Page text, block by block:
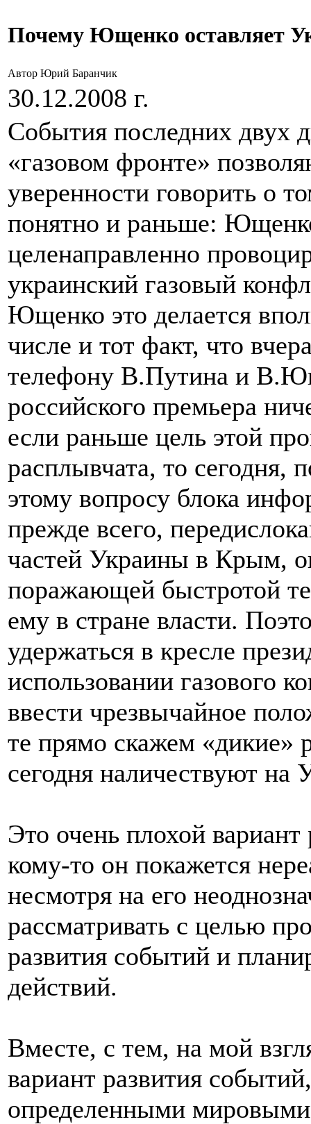
Почему Ющенко оставляет
Автор Юрий Баранчик
30.12.2008 г.
События последних двух
«газовом фронте»
уверенности говорить о
понятно и раньше:
целенаправленно
украинский газовый
Ющенко это делается
числе и тот факт, что
телефону В.Путина и
российского премьера
если раньше цель этой
расплывчата, то сегодня,
этому вопросу блока
прежде всего,
частей Украины в Крым,
поражающей быстротой
ему в стране власти.
удержаться в кресле
использовании газового
ввести чрезвычайное
те прямо скажем «дикие»
сегодня наличествуют на
Это очень плохой
кому-то он покажется
несмотря на его
рассматривать с целью
развития событий и
действий.
Вместе, с тем, на мой
вариант развития
определенными мировыми